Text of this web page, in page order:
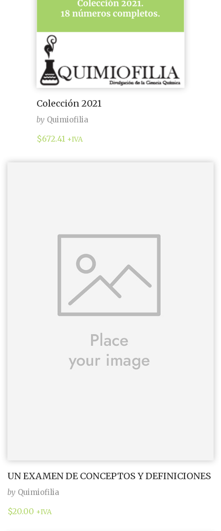
Colección 2021
by Quimiofilia
$672.41 +IVA
UN EXAMEN DE CONCEPTOS Y DEFINICIONES
by Quimiofilia
$20.00 +IVA